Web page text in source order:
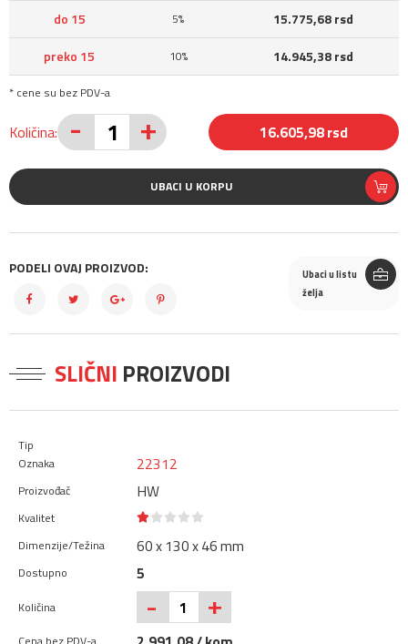
do 15
5%
15.775,68 rsd
preko 15
10% 14.945,38 rsd
* cene su bez PDV-a
Količina: - + 16.605,98 rsd
UBACI U KORPU
PODELI OVAJ PROIZVOD:
Ubaci u listu
želja
SLIČNI PROIZVODI
22312
HW
60 x 130 x 46 mm
5
- +